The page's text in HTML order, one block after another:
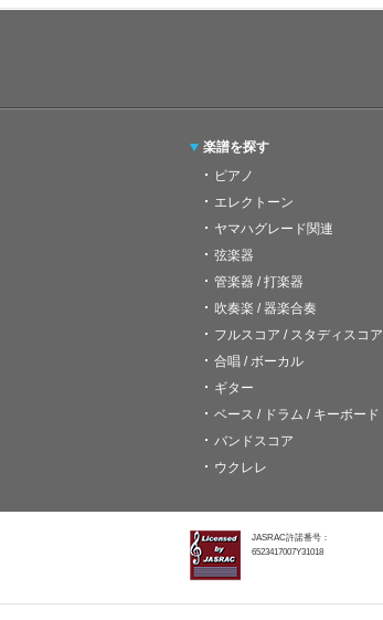
楽譜を探す
ピアノ
エレクトーン
ヤマハグレード関連
弦楽器
管楽器 / 打楽器
吹奏楽 / 器楽合奏
フルスコア / スタディスコア
合唱 / ボーカル
ギター
ベース / ドラム / キーボード
バンドスコア
ウクレレ
JASRAC許諾番号：
6523417007Y31018